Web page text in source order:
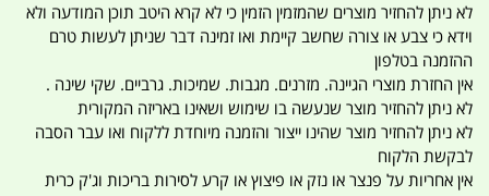
לא ניתן להחזיר מוצרים שהמזמין הזמין כי לא קרא היטב תוכן המודעה ולא
וידא כי צבע או צורה שחשב קיימת ואו זמינה דבר שניתן לעשות טרם
ההזמנה בטלפון
אין החזרת מוצרי הגיינה. מזרנים. מגבות. שמיכות. גרביים. שקי שינה .
לא ניתן להחזיר מוצר שנעשה בו שימוש ושאינו באריזה המקורית
לא ניתן להחזיר מוצר שהינו ייצור והזמנה מיוחדת ללקוח ואו עבר הסבה
לבקשת הלקוח
אין אחריות על פנצר או נזק או פיצוץ או קרע לסירות בריכות וג'ק כרית